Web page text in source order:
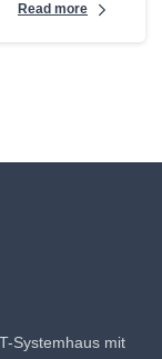
Read more
Systemhaus mit